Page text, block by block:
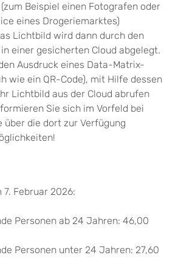
Beispiel einen Fotografen oder
eines Drogeriemarktes)
Lichtbild wird dann durch den
einer gesicherten Cloud abgelegt.
Ausdruck eines Data-Matrix-
wie ein QR-Code), mit Hilfe dessen
Lichtbild aus der Cloud abrufen
Sie sich im Vorfeld bei
über die dort zur Verfügung
Februar 2026:
Personen ab 24 Jahren: 46,00
Personen unter 24 Jahren: 27,60